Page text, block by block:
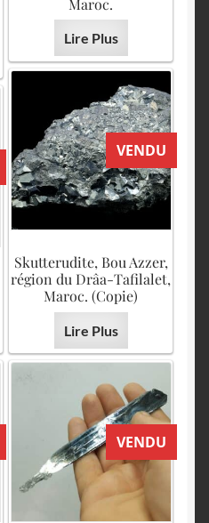
Lire Plus
VENDU
Skutterudite, Bou Azzer,
région du Drâa-Tafilalet,
Maroc. (Copie)
Lire Plus
VENDU